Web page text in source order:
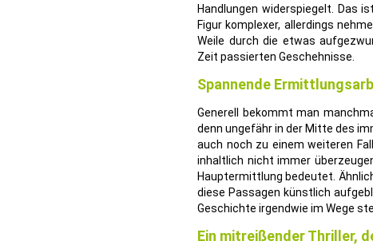
Handlungen widerspiegelt. Das
Figur komplexer, allerdings
Weile durch die etwas
Zeit passierten Geschehnisse.
Spannende
Generell bekommt man
denn ungefähr in der Mitte des
auch noch zu einem weiteren
inhaltlich nicht immer
Hauptermittlung bedeutet.
diese Passagen künstlich
Geschichte irgendwie im Wege
Ein mitreißender Thriller,